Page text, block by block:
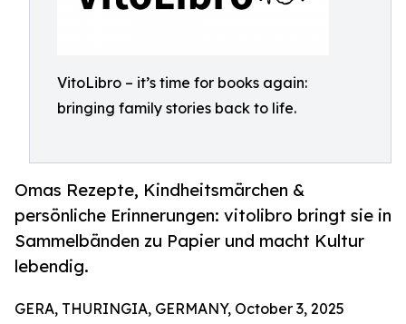
VitoLibro – it’s time for books again:
bringing family stories back to life.
Omas Rezepte, Kindheitsmärchen &
persönliche Erinnerungen: vitolibro bringt sie in
Sammelbänden zu Papier und macht Kultur
lebendig.
GERA, THURINGIA, GERMANY, October 3, 2025